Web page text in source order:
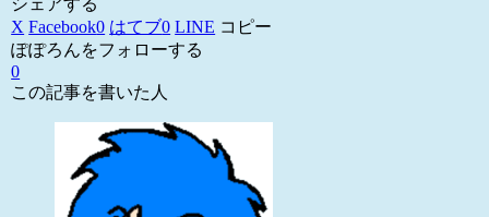
シェアする
X Facebook0 はてブ0 LINE コピー
ぽぽろんをフォローする
0
この記事を書いた人